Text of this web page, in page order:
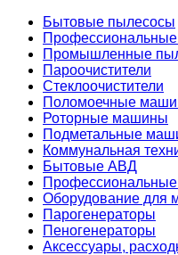
Бытовые пылесосы
Промышленные
Пароочистители
Стеклоочистители
Поломоечные
Роторные машины
Подметальные
Коммунальная
Бытовые АВД
Оборудование для
Парогенераторы
Пеногенераторы
Аксессуары,